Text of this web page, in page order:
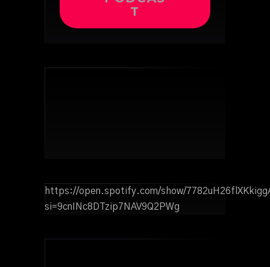
T
https://open.spotify.com/show/
si=9cnINc8DTzip7NAV9Q2PWg